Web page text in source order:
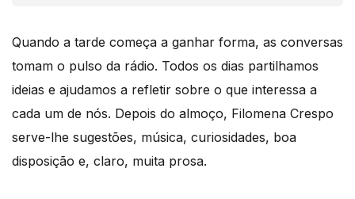
Quando a tarde começa a ganhar forma, as conversas
tomam o pulso da rádio. Todos os dias partilhamos
ideias e ajudamos a refletir sobre o que interessa a
cada um de nós. Depois do almoço, Filomena Crespo
serve-lhe sugestões, música, curiosidades, boa
disposição e, claro, muita prosa.